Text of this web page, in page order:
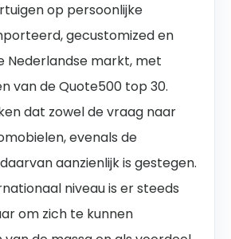
op persoonlijke
gecustomized en
Nederlandse markt, met
van de Quote500 top 30.
dat zowel de vraag naar
evenals de
aanzienlijk is gestegen.
niveau is er steeds
om zich te kunnen